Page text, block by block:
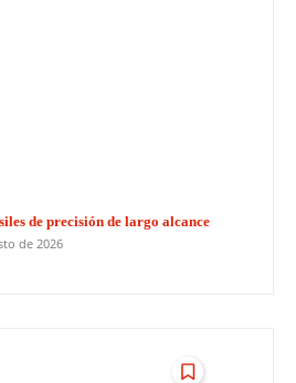
de precisión de largo alcance
de 2026